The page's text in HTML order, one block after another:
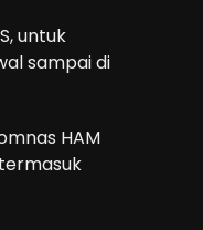
untuk
sampai di
HAM